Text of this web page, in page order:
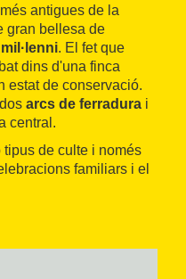
antigues de la
gran bellesa de
mil·lenni. El fet que
dins d'una finca
estat de conservació.
arcs de ferradura i
central.
de culte i només
familiars i el